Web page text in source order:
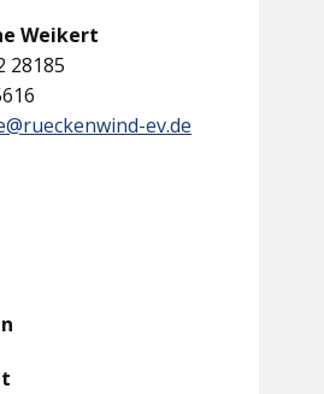
Weikert
28185
ev.de